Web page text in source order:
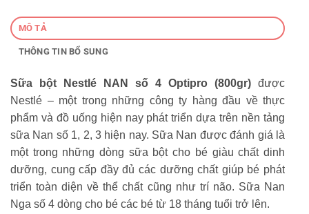
MÔ TẢ
THÔNG TIN BỔ SUNG
Sữa bột Nestlé NAN số 4 Optipro (800gr) được
Nestlé – một trong những công ty hàng đầu về thực
phẩm và đồ uống hiện nay phát triển dựa trên nền tảng
sữa Nan số 1, 2, 3 hiện nay. Sữa Nan được đánh giá là
một trong những dòng sữa bột cho bé giàu chất dinh
dưỡng, cung cấp đầy đủ các dưỡng chất giúp bé phát
triển toàn diện về thể chất cũng như trí não. Sữa Nan
Nga số 4 dòng cho bé các bé từ 18 tháng tuổi trở lên.